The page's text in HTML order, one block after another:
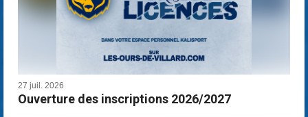
27 juil. 2026
Ouverture des inscriptions 2026/2027